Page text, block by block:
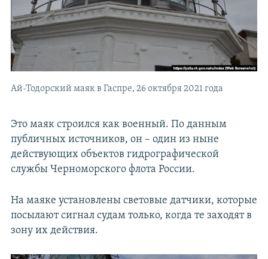
Ай-Тодорский маяк в Гаспре, 26 октября 2021 года
Это маяк строился как военный. По данным
публичных источников, он – один из ныне
действующих объектов гидрографической
службы Черноморского флота России.
На маяке установлены световые датчики, которые
посылают сигнал судам только, когда те заходят в
зону их действия.